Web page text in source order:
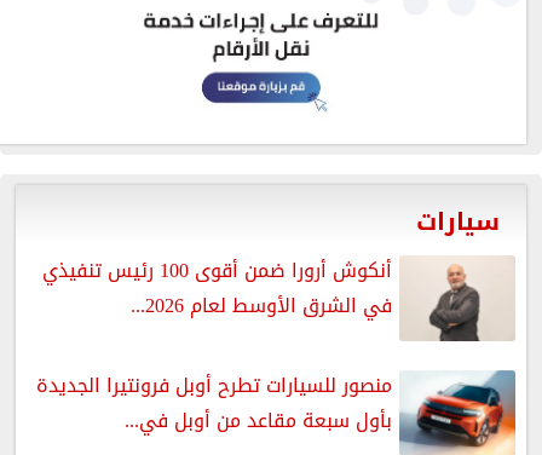
سيارات
أنكوش أرورا ضمن أقوى 100 رئيس تنفيذي
في الشرق الأوسط لعام 2026...
منصور للسيارات تطرح أوبل فرونتيرا الجديدة
بأول سبعة مقاعد من أوبل في...